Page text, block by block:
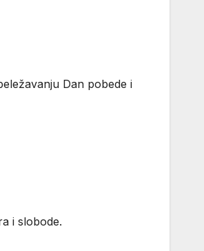
Dan pobede i
i slobode.